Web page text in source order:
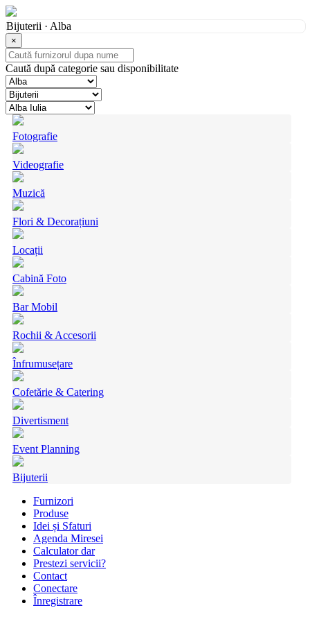
Bijuterii · Alba
×
Caută după categorie sau disponibilitate
Fotografie
Videografie
Muzică
Flori & Decorațiuni
Locații
Cabină Foto
Bar Mobil
Rochii & Accesorii
Înfrumusețare
Cofetărie & Catering
Divertisment
Event Planning
Bijuterii
Furnizori
Produse
Idei și Sfaturi
Agenda Miresei
Calculator dar
Prestezi servicii?
Contact
Conectare
Înregistrare